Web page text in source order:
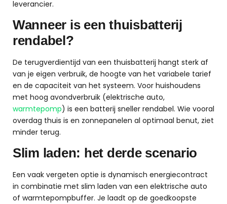
leverancier.
Wanneer is een thuisbatterij
rendabel?
De terugverdientijd van een thuisbatterij hangt sterk af
van je eigen verbruik, de hoogte van het variabele tarief
en de capaciteit van het systeem. Voor huishoudens
met hoog avondverbruik (elektrische auto,
warmtepomp) is een batterij sneller rendabel. Wie vooral
overdag thuis is en zonnepanelen al optimaal benut, ziet
minder terug.
Slim laden: het derde scenario
Een vaak vergeten optie is dynamisch energiecontract
in combinatie met slim laden van een elektrische auto
of warmtepompbuffer. Je laadt op de goedkoopste